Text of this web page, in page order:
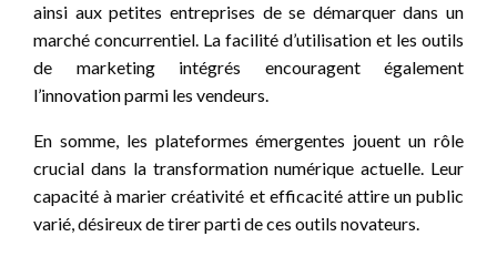
ainsi aux petites entreprises de se démarquer dans un
marché concurrentiel. La facilité d’utilisation et les outils
de marketing intégrés encouragent également
l’innovation parmi les vendeurs.
En somme, les plateformes émergentes jouent un rôle
crucial dans la transformation numérique actuelle. Leur
capacité à marier créativité et efficacité attire un public
varié, désireux de tirer parti de ces outils novateurs.